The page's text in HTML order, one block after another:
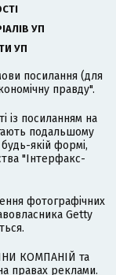
УП
УП
посилання (для
правду".
із посиланням на
подальшому
якій формі,
"Інтерфакс-
фотографічних
Getty
КОМПАНІЙ та
правах реклами.